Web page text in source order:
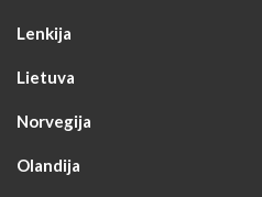
Lenkija
Lietuva
Norvegija
Olandija